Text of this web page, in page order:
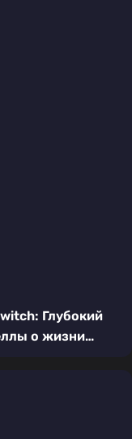
Глубокий
о жизни